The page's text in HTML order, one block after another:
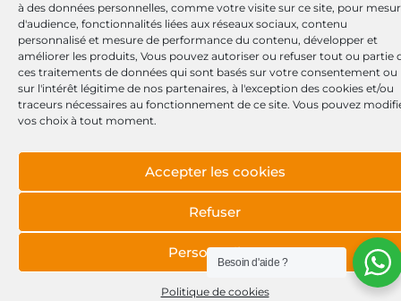
à des données personnelles, comme votre visite sur ce site, pour
d'audience, fonctionnalités liées aux réseaux sociaux, contenu
personnalisé et mesure de performance du contenu, développer et
améliorer les produits, Vous pouvez autoriser ou refuser tout ou partie
ces traitements de données qui sont basés sur votre consentement ou
sur l'intérêt légitime de nos partenaires, à l'exception des cookies et/ou
traceurs nécessaires au fonctionnement de ce site. Vous pouvez
vos choix à tout moment.
Accepter les cookies
Refuser
Personnaliser
Politique de cookies
Site réalisé par Lézards Création
Besoin d'aide ?